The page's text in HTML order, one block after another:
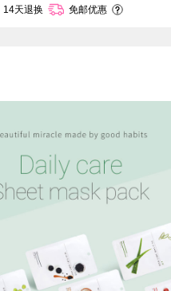
14天退换 免邮优惠